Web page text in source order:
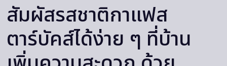
สัมผัสรสชาติกาแฟส
ตาร์บัคส์ได้ง่าย ๆ ที่บ้าน